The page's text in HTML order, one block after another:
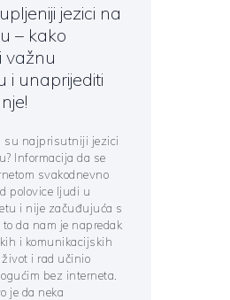
jezici na
– kako
važnu
i unaprijediti
su najprisutniji jezici
Informacija da se
svakodnevno
polovice ljudi u
i nije začuđujuća s
da nam je napredak
i komunikacijskih
i rad učinio
bez interneta.
je da neka